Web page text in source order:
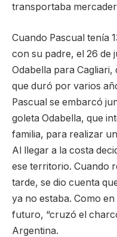
transportaba
Cuando Pascual tenía
con su padre, el 26 de
Odabella para Cagliari,
que duró por varios
Pascual se embarcó
goleta Odabella, que
familia, para realizar
Al llegar a la costa
ese territorio. Cuando
tarde, se dio cuenta
ya no estaba. Como
futuro, “cruzó el
Argentina.